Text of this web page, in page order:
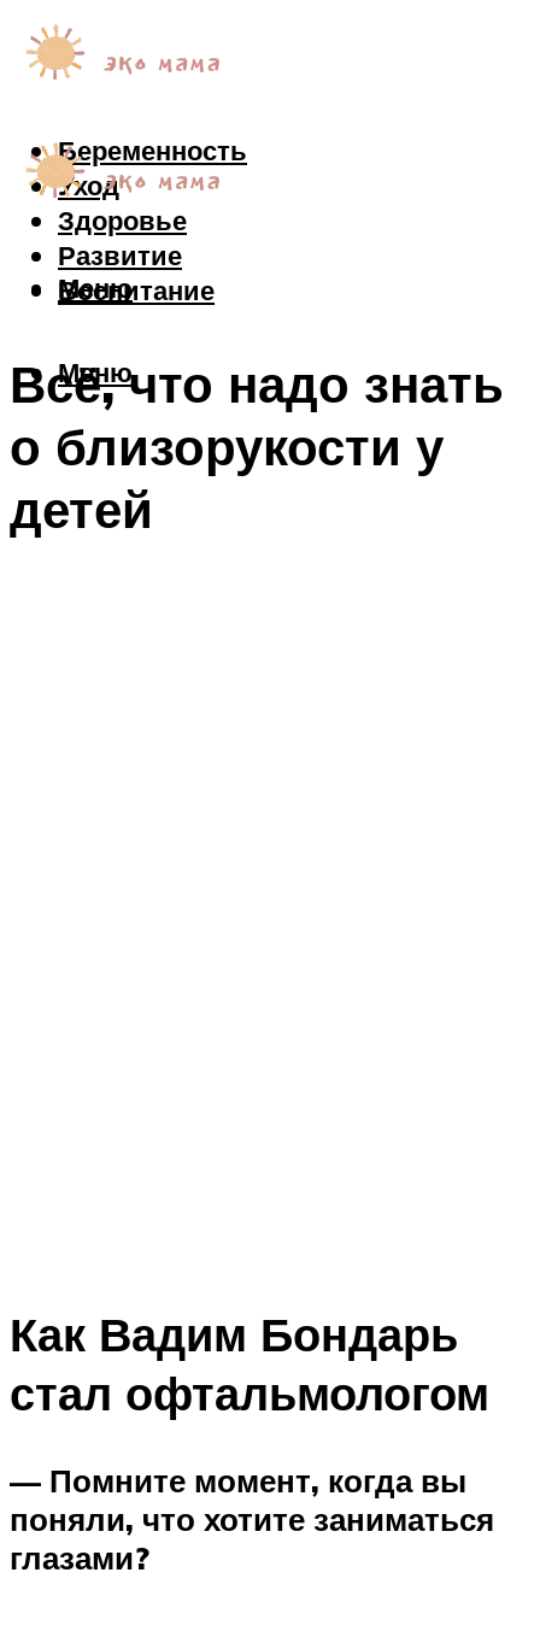
Беременность
Уход
Здоровье
Развитие
Воспитание
Меню
Меню
Всё, что надо знать
о близорукости у
детей
Как Вадим Бондарь
стал офтальмологом
— Помните момент, когда вы
поняли, что хотите заниматься
глазами?